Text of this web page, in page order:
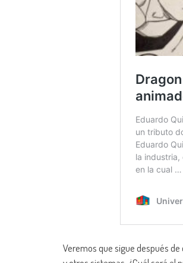
Veremos que sigue después de